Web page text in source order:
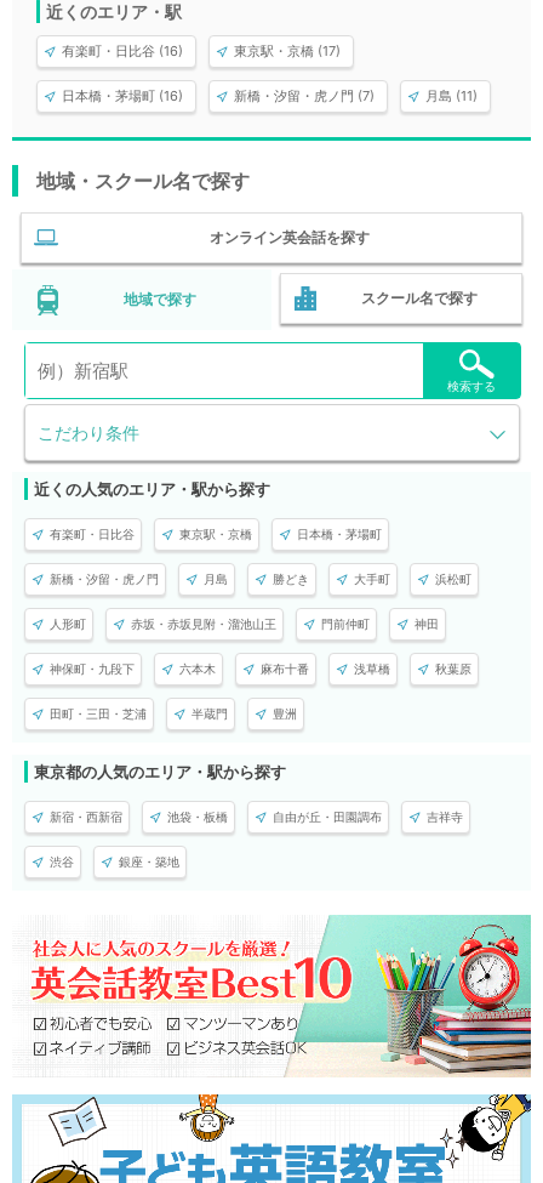
近くのエリア・駅
有楽町・日比谷 (16) 東京駅・京橋 (17)
日本橋・茅場町 (16) 新橋・汐留・虎ノ門 (7) 月島 (11)
地域・スクール名で探す
オンライン英会話を探す
地域で探す スクール名で探す
こだわり条件
検索する
近くの人気のエリア・駅から探す
有楽町・日比谷 東京駅・京橋 日本橋・茅場町
新橋・汐留・虎ノ門 月島 勝どき 大手町 浜松町
人形町 赤坂・赤坂見附・溜池山王 門前仲町 神田
神保町・九段下 六本木 麻布十番 浅草橋 秋葉原
田町・三田・芝浦 半蔵門 豊洲
東京都の人気のエリア・駅から探す
新宿・西新宿 池袋・板橋 自由が丘・田園調布 吉祥寺
渋谷 銀座・築地